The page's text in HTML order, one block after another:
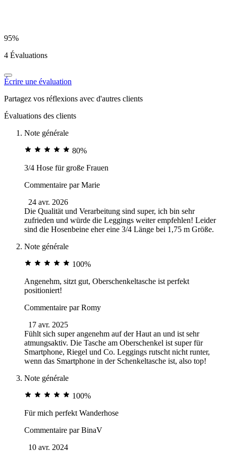
95%
4 Évaluations
Écrire une évaluation
Partagez vos réflexions avec d'autres clients
Évaluations des clients
Note générale
80%
3/4 Hose für große Frauen
Commentaire parMarie
24 avr. 2026
Die Qualität und Verarbeitung sind super, ich bin sehr
zufrieden und würde die Leggings weiter empfehlen! Leider
sind die Hosenbeine eher eine 3/4 Länge bei 1,75 m Größe.
Note générale
100%
Angenehm, sitzt gut, Oberschenkeltasche ist perfekt
positioniert!
Commentaire parRomy
17 avr. 2025
Fühlt sich super angenehm auf der Haut an und ist sehr
atmungsaktiv. Die Tasche am Oberschenkel ist super für
Smartphone, Riegel und Co. Leggings rutscht nicht runter,
wenn das Smartphone in der Schenkeltasche ist, also top!
Note générale
100%
Für mich perfekt Wanderhose
Commentaire parBinaV
10 avr. 2024